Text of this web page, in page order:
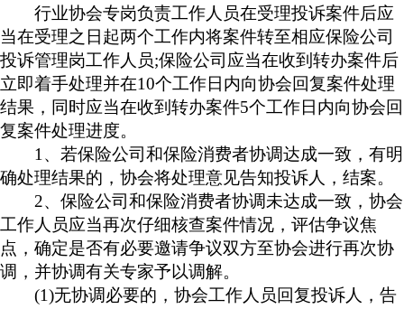
行业协会专岗负责工作人员在受理投诉案件后应
当在受理之日起两个工作内将案件转至相应保险公司
投诉管理岗工作人员;保险公司应当在收到转办案件后
立即着手处理并在10个工作日内向协会回复案件处理
结果，同时应当在收到转办案件5个工作日内向协会回
复案件处理进度。
1、若保险公司和保险消费者协调达成一致，有明
确处理结果的，协会将处理意见告知投诉人，结案。
2、保险公司和保险消费者协调未达成一致，协会
工作人员应当再次仔细核查案件情况，评估争议焦
点，确定是否有必要邀请争议双方至协会进行再次协
调，并协调有关专家予以调解。
(1)无协调必要的，协会工作人员回复投诉人，告